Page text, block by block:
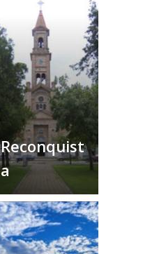
Reconquist
a